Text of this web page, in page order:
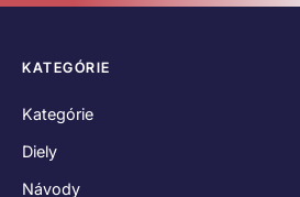
KATEGÓRIE
Kategórie
Diely
Návody